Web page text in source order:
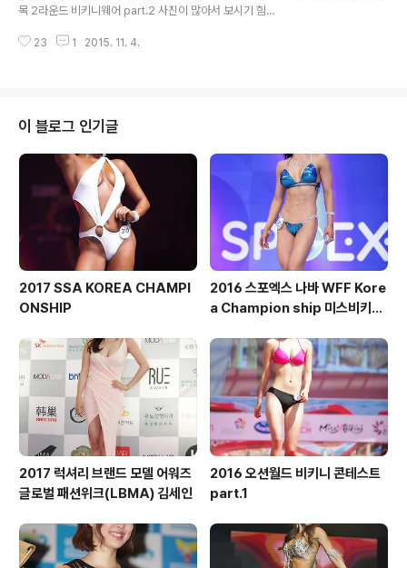
목 2라운드 비키니웨어 part.2 사진이 많아서 보시기 힘드
23 1 2015. 11. 4.
이 블로그 인기글
2017 SSA KOREA CHAMPI
ONSHIP
2016 스포엑스 나바 WFF Kore
a Champion ship 미스비키니
2017 럭셔리 브랜드 모델 어워즈
글로벌 패션위크(LBMA) 김세인
2016 오션월드 비키니 콘테스트
part.1